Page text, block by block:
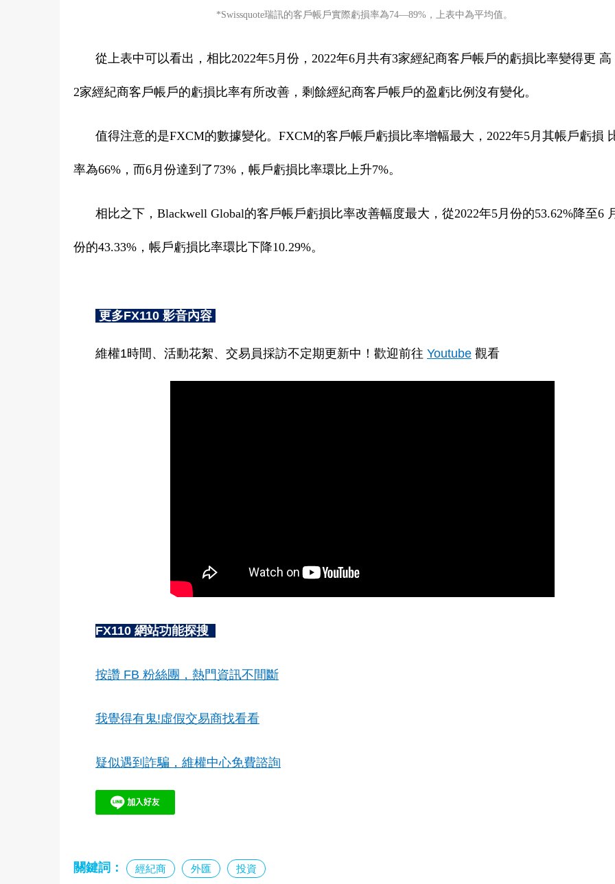
*Swissquote瑞訊的客戶帳戶實際虧損率為74—89%，上表中為平均值。
從上表中可以看出，相比2022年5月份，2022年6月共有3家經紀商客戶帳戶的虧損比率變得更 高
2家經紀商客戶帳戶的虧損比率有所改善，剩餘經紀商客戶帳戶的盈虧比例沒有變化。
值得注意的是FXCM的數據變化。FXCM的客戶帳戶虧損比率增幅最大，2022年5月其帳戶虧損
率為66%，而6月份達到了73%，帳戶虧損比率環比上升7%。
相比之下，Blackwell Global的客戶帳戶虧損比率改善幅度最大，從2022年5月份的53.62%降至6
份的43.33%，帳戶虧損比率環比下降10.29%。
更多FX110 影音內容
維權1時間、活動花絮、交易員採訪不定期更新中！歡迎前往 Youtube 觀看
FX110 網站功能探搜
按讚 FB 粉絲團，熱門資訊不間斷
我覺得有鬼!虛假交易商找看看
疑似遇到詐騙，維權中心免費諮詢
關鍵詞： 經紀商 外匯 投資